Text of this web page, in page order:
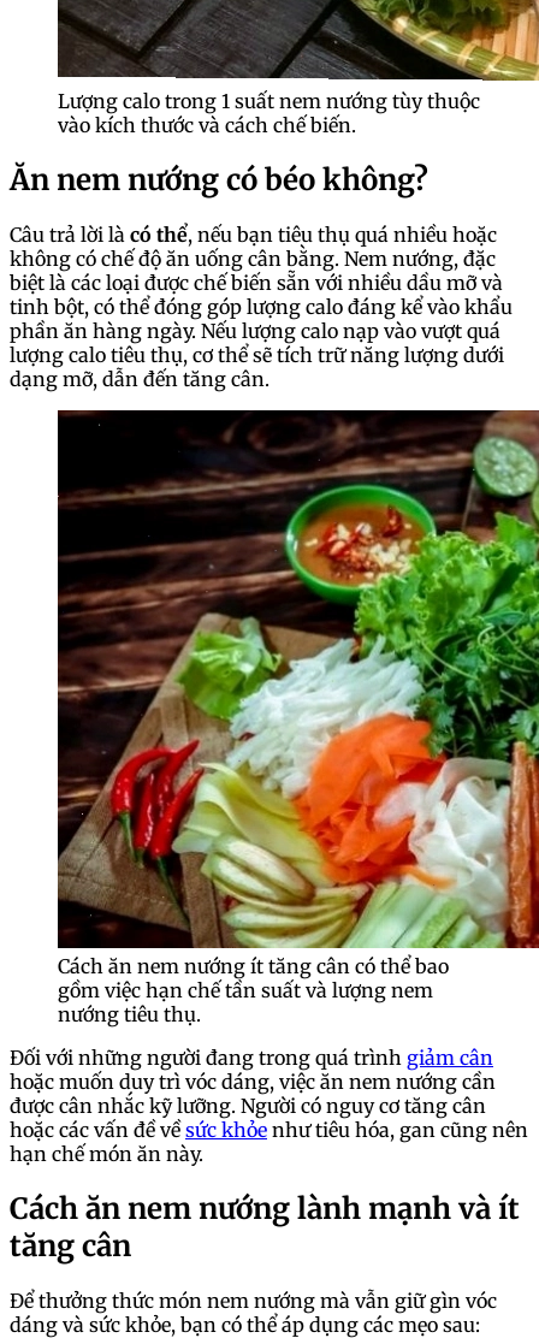
Lượng calo trong 1 suất nem nướng tùy thuộc
vào kích thước và cách chế biến.
Ăn nem nướng có béo không?
Câu trả lời là có thể, nếu bạn tiêu thụ quá nhiều hoặc
không có chế độ ăn uống cân bằng. Nem nướng, đặc
biệt là các loại được chế biến sẵn với nhiều dầu mỡ và
tinh bột, có thể đóng góp lượng calo đáng kể vào khẩu
phần ăn hàng ngày. Nếu lượng calo nạp vào vượt quá
lượng calo tiêu thụ, cơ thể sẽ tích trữ năng lượng dưới
dạng mỡ, dẫn đến tăng cân.
Cách ăn nem nướng ít tăng cân có thể bao
gồm việc hạn chế tần suất và lượng nem
nướng tiêu thụ.
Đối với những người đang trong quá trình giảm cân
hoặc muốn duy trì vóc dáng, việc ăn nem nướng cần
được cân nhắc kỹ lưỡng. Người có nguy cơ tăng cân
hoặc các vấn đề vềsức khỏe như tiêu hóa, gan cũng nên
hạn chế món ăn này.
Cách ăn nem nướng lành mạnh và ít
tăng cân
Để thưởng thức món nem nướng mà vẫn giữ gìn vóc
dáng và sức khỏe, bạn có thể áp dụng các mẹo sau: